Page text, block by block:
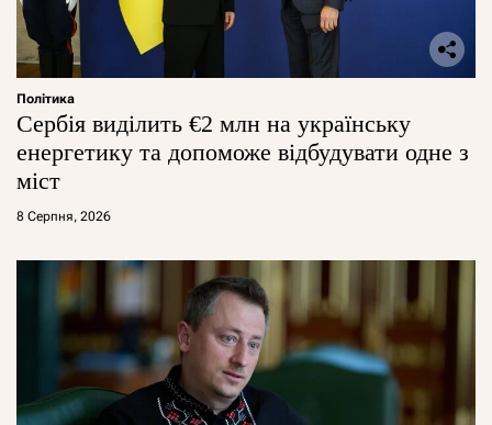
Політика
Сербія виділить €2 млн на українську
енергетику та допоможе відбудувати одне з
міст
8 Серпня, 2026